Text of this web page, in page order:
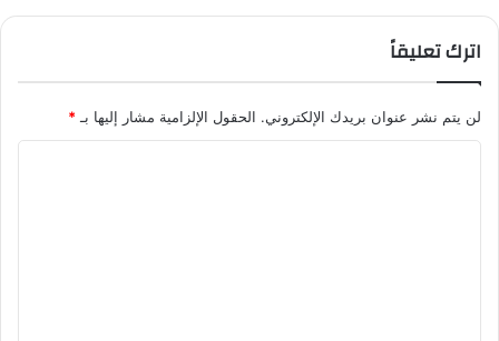
اترك تعليقاً
لن يتم نشر عنوان بريدك الإلكتروني. الحقول الإلزامية مشار إليها بـ *